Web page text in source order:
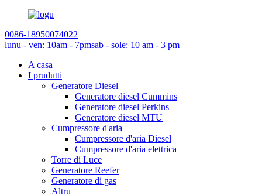
0086-18950074022
lunu - ven: 10am - 7pmsab - sole: 10 am - 3 pm
A casa
I prudutti
Generatore Diesel
Generatore diesel Cummins
Generatore diesel Perkins
Generatore diesel MTU
Cumpressore d'aria
Cumpressore d'aria Diesel
Cumpressore d'aria elettrica
Torre di Luce
Generatore Reefer
Generatore di gas
Altru